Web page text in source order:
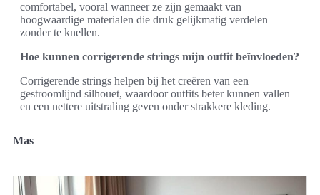
comfortabel, vooral wanneer ze zijn gemaakt van
hoogwaardige materialen die druk gelijkmatig verdelen
zonder te knellen.
Hoe kunnen corrigerende strings mijn outfit beïnvloeden?
Corrigerende strings helpen bij het creëren van een
gestroomlijnd silhouet, waardoor outfits beter kunnen vallen
en een nettere uitstraling geven onder strakkere kleding.
Mas